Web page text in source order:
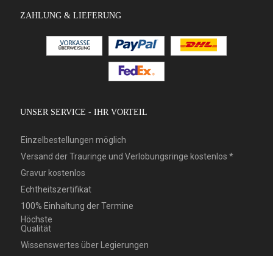
ZAHLUNG & LIEFERUNG
UNSER SERVICE - IHR VORTEIL
Einzelbestellungen möglich
Versand der Trauringe und Verlobungsringe kostenlos *
Gravur kostenlos
Echtheitszertifikat
100% Einhaltung der Termine
Höchste
Qualität
Wissenswertes über Legierungen